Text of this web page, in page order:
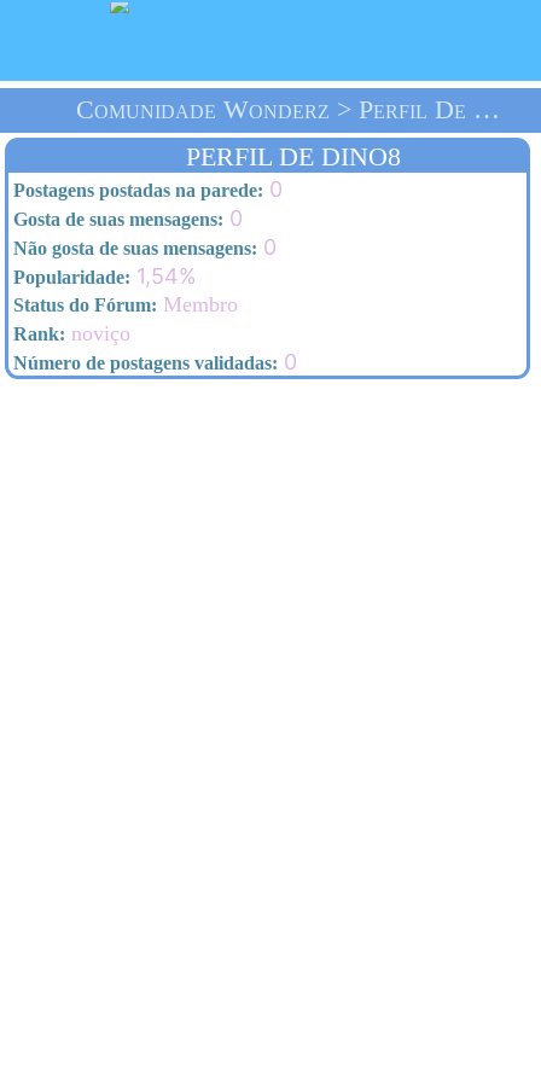
Comunidade Wonderz > Perfil De Dino8 > Homepage
PERFIL DE DINO8
Postagens postadas na parede: 0
Gosta de suas mensagens: 0
Não gosta de suas mensagens: 0
Popularidade: 1,54%
Status do Fórum: Membro
Rank: noviço
Número de postagens validadas: 0